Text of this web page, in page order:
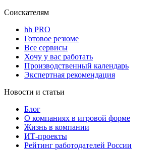
Соискателям
hh PRO
Готовое резюме
Все сервисы
Хочу у вас работать
Производственный календарь
Экспертная рекомендация
Новости и статьи
Блог
О компаниях в игровой форме
Жизнь в компании
ИТ-проекты
Рейтинг работодателей России